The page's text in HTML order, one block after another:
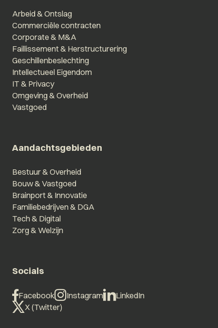
Arbeid & Ontslag
Commerciële contracten
Corporate & M&A
Faillissement & Herstructurering
Geschillenbeslechting
Intellectueel Eigendom
IT & Privacy
Omgeving & Overheid
Vastgoed
Aandachtsgebieden
Bestuur & Overheid
Bouw & Vastgoed
Brainport & Innovatie
Familiebedrijven & DGA
Tech & Digital
Zorg & Welzijn
Socials
Facebook Instagram
LinkedIn
X (Twitter)